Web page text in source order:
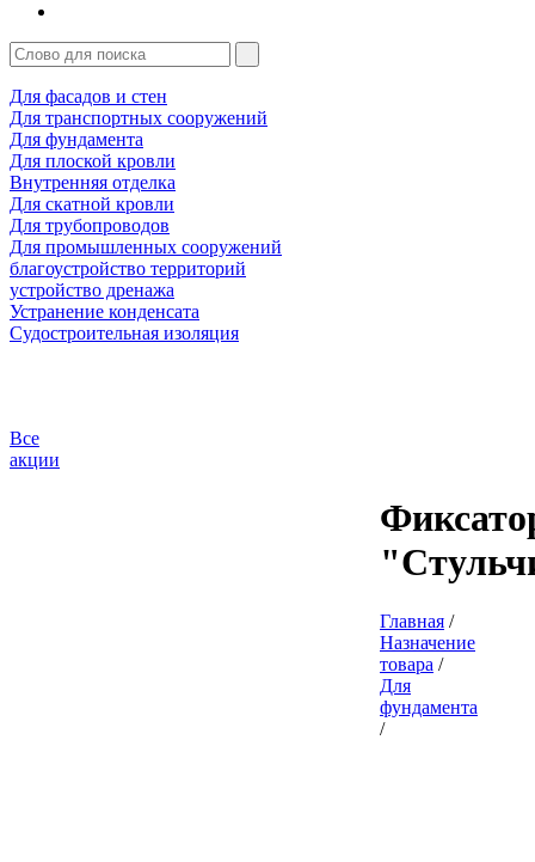
Для фасадов и стен
Для транспортных сооружений
Для фундамента
Для плоской кровли
Внутренняя отделка
Для скатной кровли
Для трубопроводов
Для промышленных сооружений
благоустройство территорий
устройство дренажа
Устранение конденсата
Судостроительная изоляция
Все
акции
Главная /
Назначение
товара /
Для
фундамента
/